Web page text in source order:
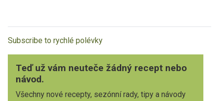
Subscribe to rychlé polévky
Teď už vám neuteče žádný recept nebo
návod.
Všechny nové recepty, sezónní rady, tipy a návody